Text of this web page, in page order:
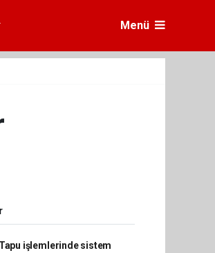
Menü
Tapu işlemlerinde sistem